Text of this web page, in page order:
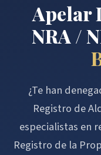
Apelar
NRA /
¿Te han
Registro de
especialistas en
Registro de la